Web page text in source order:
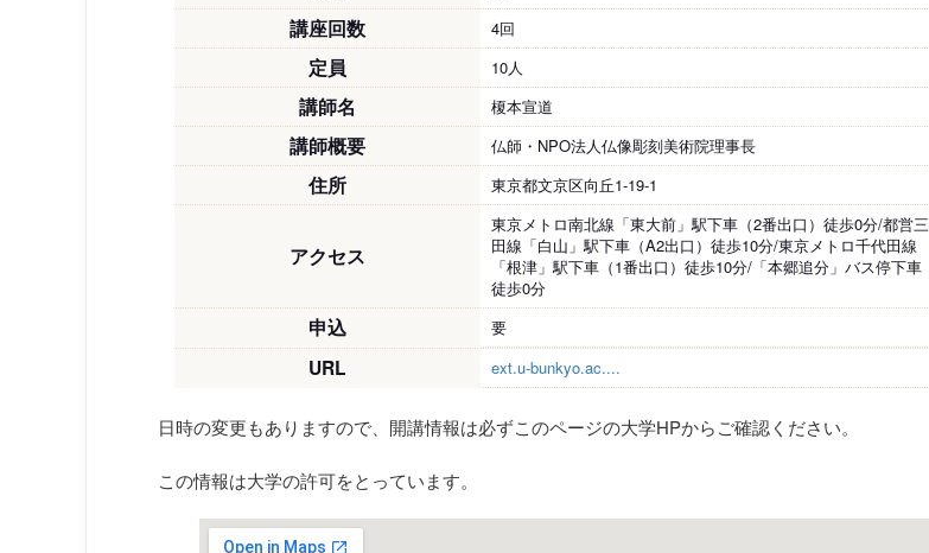
講座回数 4回
定員 10人
講師名 榎本宣道
講師概要 仏師・NPO法人仏像彫刻美術院理事長
住所 東京都文京区向丘1-19-1
アクセス
東京メトロ南北線「東大前」駅下車（2番出口）徒歩0分/都営三
田線「白山」駅下車（A2出口）徒歩10分/東京メトロ千代田線
「根津」駅下車（1番出口）徒歩10分/「本郷追分」バス停下車
徒歩0分
申込 要
URL ext.u-bunkyo.ac....
日時の変更もありますので、開講情報は必ずこのページの大学HPからご確認ください。
この情報は大学の許可をとっています。